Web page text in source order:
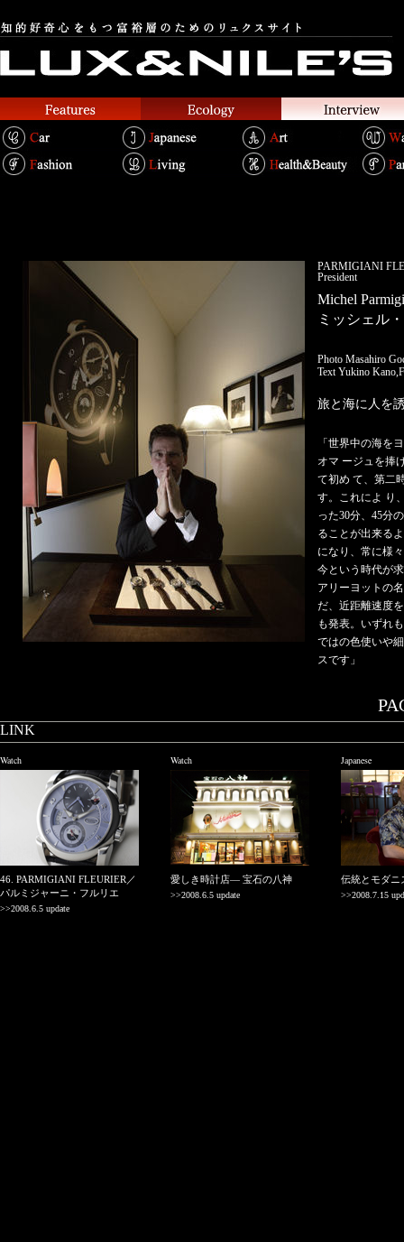
PARMIGIANI
President
Michel
ミッシェル
Photo Masahiro
Text Yukino
旅と海に人を
「世界中の海を
オマ ージュを捧
て初め て、第二
す。これによ り
った30分、45分
ることが出来る
になり、常に様
今という時代が
アリーヨットの
だ、近距離速度
も発表。いずれ
ではの色使いや
スです」
LINK
Watch
46. PARMIGIANI FLEURIER／
パルミジャーニ・フルリエ
>>2008.6.5 update
Watch
愛しき時計店― 宝石の八神
>>2008.6.5 update
Japanese
伝統とモダ
>>2008.7.15